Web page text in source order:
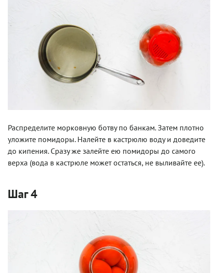
Распределите морковную ботву по банкам. Затем плотно
уложите помидоры. Налейте в кастрюлю воду и доведите
до кипения. Сразу же залейте ею помидоры до самого
верха (вода в кастрюле может остаться, не выливайте ее).
Шаг 4